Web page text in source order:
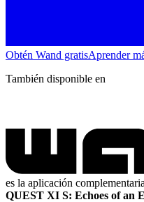
Obtén Wand gratisAprender
También disponible en
es la aplicación
QUEST XI S: Echoes of an